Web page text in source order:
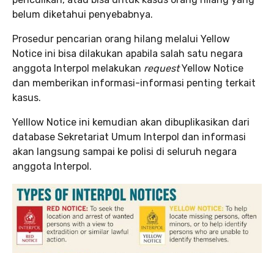
belum diketahui penyebabnya.
Prosedur pencarian orang hilang melalui Yellow
Notice ini bisa dilakukan apabila salah satu negara
anggota Interpol melakukan requestYellow Notice
dan memberikan informasi-informasi penting terkait
kasus.
Yelllow Notice ini kemudian akan dibuplikasikan dari
database Sekretariat Umum Interpol dan informasi
akan langsung sampai ke polisi di seluruh negara
anggota Interpol.